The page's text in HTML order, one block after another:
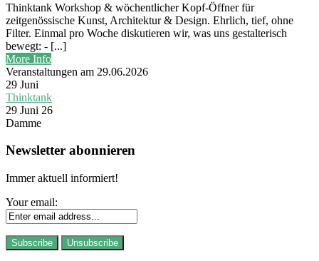
Thinktank Workshop & wöchentlicher Kopf-Öffner für
zeitgenössische Kunst, Architektur & Design. Ehrlich, tief, ohne
Filter. Einmal pro Woche diskutieren wir, was uns gestalterisch
bewegt: - [...]
More Info
Veranstaltungen am 29.06.2026
29 Juni
Thinktank
29 Juni 26
Damme
Newsletter abonnieren
Immer aktuell informiert!
Your email: